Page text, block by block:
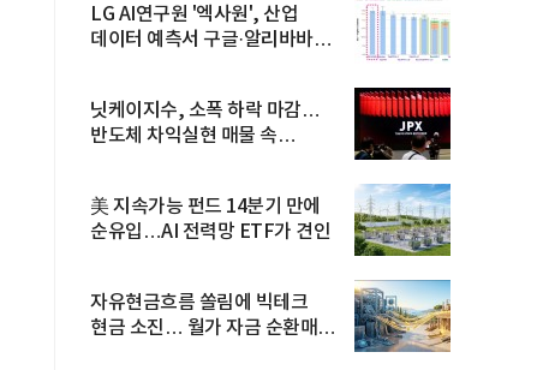
LG AI연구원 '엑사원', 산업
데이터 예측서 구글·알리바바
닛케이지수, 소폭 하락 마감…
반도체 차익실현 매물 속
美 지속가능 펀드 14분기 만에
순유입…AI 전력망 ETF가 견인
자유현금흐름 쏠림에 빅테크
현금 소진… 월가 자금 순환매